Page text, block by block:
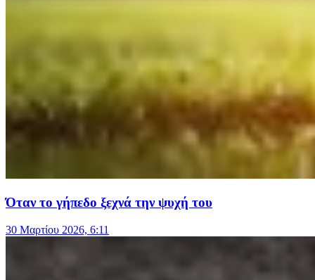
Όταν το γήπεδο ξεχνά την ψυχή του
30 Μαρτίου 2026, 6:11